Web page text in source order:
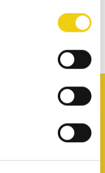
que implica
de
sin coste alguno.